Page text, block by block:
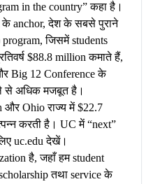
in the country” कहा है।
anchor, देश के सबसे पुराने
जिसमें students
$88.8 million कमाते हैं,
Big 12 Conference के
से अधिक मजबूत है।
Ohio राज्य में $22.7
करती है। UC में “next”
uc.edu देखें।
है, जहाँ हम student
तथा service के